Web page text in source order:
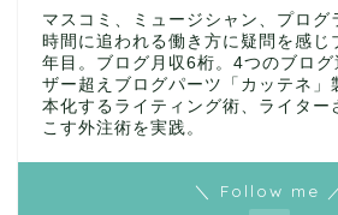
マスコミ、ミュージシャン、プログ
時間に追われる働き方に疑問を感じ
年目。ブログ月収6桁。4つのブロ
ザー超えブログパーツ「カッテネ」
本化するライティング術、ライター
こす外注術を実践。
＼ Follow me